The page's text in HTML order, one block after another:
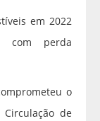
em 2022
com perda
o
de